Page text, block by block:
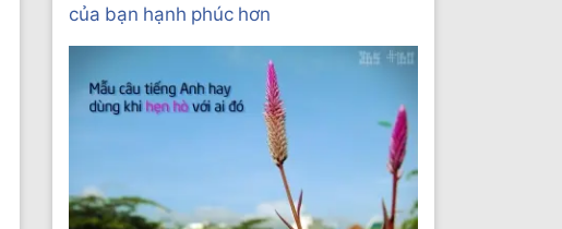
của bạn hạnh phúc hơn